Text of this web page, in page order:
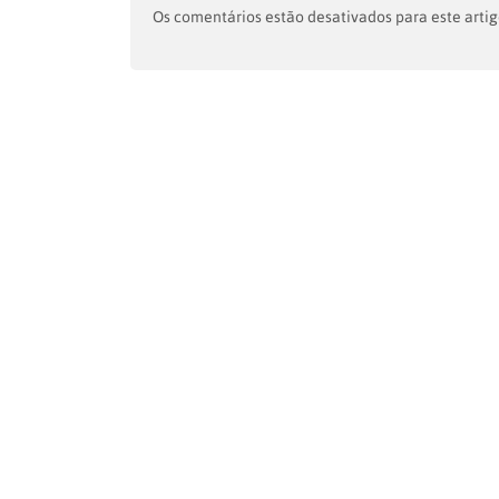
Os comentários estão desativados para este